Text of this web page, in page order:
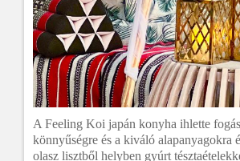
A Feeling Koi japán konyha ihlette
könnyűségre és a kiváló alapanyagokra
olasz lisztből helyben gyúrt